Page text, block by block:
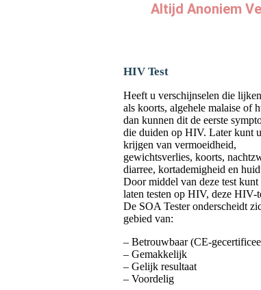
Altijd Anoniem
HIV Test
Heeft u verschijnselen die
als koorts, algehele malaise of
dan kunnen dit de eerste
die duiden op HIV. Later kunt
krijgen van vermoeidheid,
gewichtsverlies, koorts,
diarree, kortademigheid en
Door middel van deze test
laten testen op HIV, deze HIV-
De SOA Tester onderscheidt
gebied van:
– Betrouwbaar (CE-
– Gemakkelijk
– Gelijk resultaat
– Voordelig